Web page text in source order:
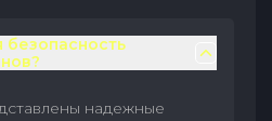
безопасность
надежные